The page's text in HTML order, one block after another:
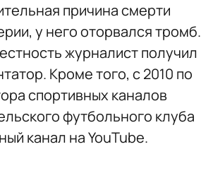
причина смерти
у него оторвался тромб.
журналист получил
Кроме того, с 2010 по
спортивных каналов
футбольного клуба
канал на YouTube.